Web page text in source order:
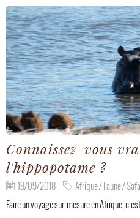
Connaissez-vous
l'hippopotame ?
18/09/2018
Afrique / Faune /
Faire un voyage sur-mesure en Afrique,